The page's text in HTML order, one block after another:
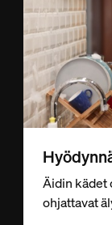
Äidin kädet
ohjattavat